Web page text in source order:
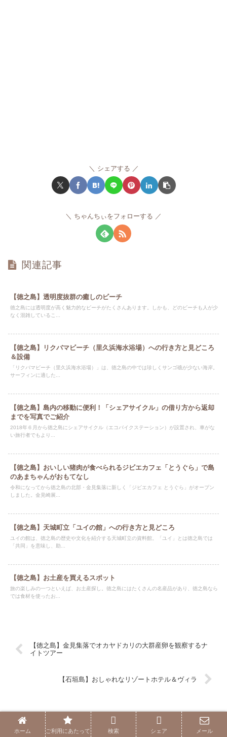
シェアする
ちゃんちぃをフォローする
関連記事
【徳之島】透明度抜群の癒しのビーチ
徳之島には透明度が高く魅力的なビーチがたくさんあります。しかも、どのビーチも人が少
なく混雑しているこ...
【徳之島】リクバマビーチ（里久浜海水浴場）への行き方と見どころ
＆設備
「リクバマビーチ（里久浜海水浴場）」は、徳之島の中では珍しくサンゴ礁が少ない海岸。
サーフィンに適した...
【徳之島】島内の移動に便利！「シェアサイクル」の借り方から返却
までを写真でご紹介
2018年６月から徳之島にシェアサイクル（エコバイクステーション）が設置され、車がな
い旅行者でもより...
【徳之島】おいしい猪肉が食べられるジビエカフェ「とうぐら」で島
のあまちゃんがおもてなし
令和になってから徳之島の北部・金見集落に新しく「ジビエカフェ とうぐら」がオープン
しました。金見崎展...
【徳之島】天城町立「ユイの館」への行き方と見どころ
ユイの館は、徳之島の歴史や文化を紹介する天城町立の資料館。「ユイ」とは徳之島では
「共同」を意味し、助...
【徳之島】お土産を買えるスポット
旅の楽しみの一つといえば、お土産探し。徳之島にはたくさんの名産品があり、徳之島なら
では食材を使ったお...
【徳之島】金見集落でオカヤドカリの大群産卵を観察するナ
イトツアー
【石垣島】おしゃれなリゾートホテル＆ヴィラ
徳之島
ホーム ご利用にあたって 検索 シェア メール